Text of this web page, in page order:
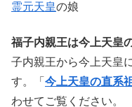
霊元天皇の娘
福子内親王は今上天皇
子内親王から今上天皇
す。「 今上天皇の直系
わせてご覧ください。